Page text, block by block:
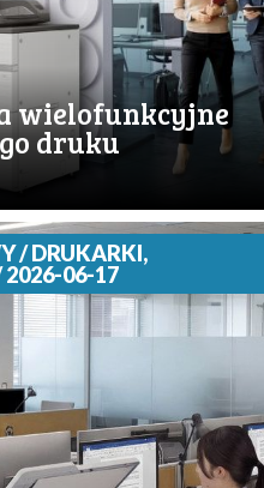
wielofunkcyjne
druku
/ DRUKARKI,
2026-06-17